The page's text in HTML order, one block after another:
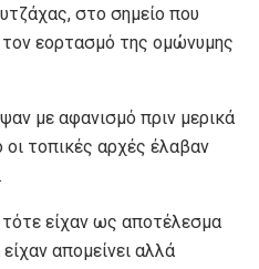
στο σημείο που
τον εορτασμό της ομώνυμης
με αφανισμό πριν μερικά
οι τοπικές αρχές έλαβαν
είχαν ως αποτέλεσμα
απομείνει αλλά